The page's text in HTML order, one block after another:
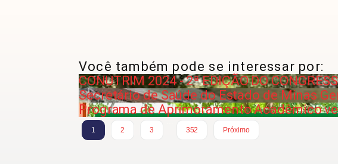
Você também pode se interessar por:
CONUTRIM 2024 - 2ª EDIÇÃO DO
Secretário de Saúde do Estado de Minas
Programa de Aprimoramento Acadêmico
1 2 3
352
Próximo